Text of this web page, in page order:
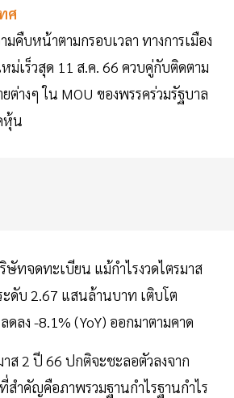
ศ
มคืบหน้าตามกรอบเวลา ทางการเมือง
ม่เร็วสุด 11 ส.ค. 66 ควบคู่กับติดตาม
ต่างๆ ใน MOU ของพรรคร่วมรัฐบาล
หุ้น
ษัทจดทะเบียน แม้กำไรงวดไตรมาส
ดับ 2.67 แสนล้านบาท เติบโต
ดลง -8.1% (YoY) ออกมาตามคาด
าส 2 ปี 66 ปกติจะชะลอตัวลงจาก
สำคัญคือภาพรวมฐานกำไรฐานกำไร